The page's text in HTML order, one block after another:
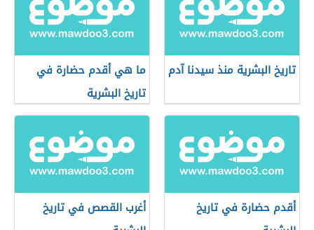
تاريخ البشرية منذ سيدنا آدم
ما هي أقدم حضارة في
تاريخ البشرية
أقدم حضارة في تاريخ
أغرب القصص في تاريخ